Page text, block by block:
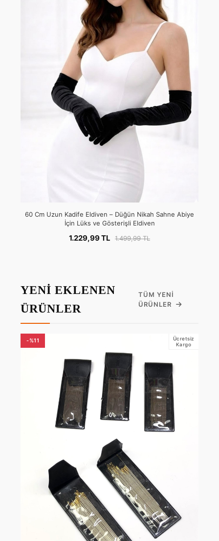
60 Cm Uzun Kadife Eldiven – Düğün Nikah Sahne Abiye
İçin Lüks ve Gösterişli Eldiven
1.229,99 TL 1.499,99 TL
YENİ EKLENEN
ÜRÜNLER
TÜM YENI
ÜRÜNLER
-%11
Ücretsiz
Kargo